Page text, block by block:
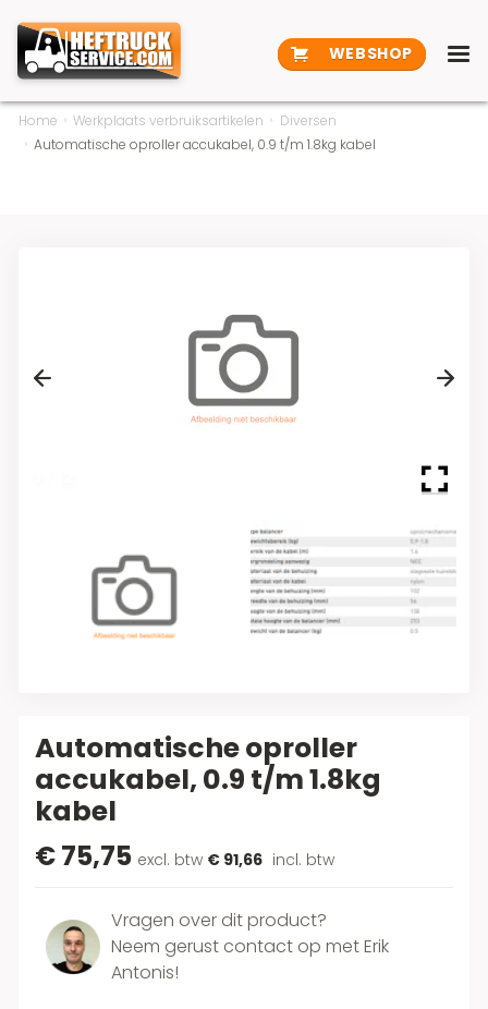
WEBSHOP
Home Werkplaats verbruiksartikelen
Diversen
Automatische oproller accukabel, 0.9 t/m 1.8kg kabel
Previous Next
Automatische oproller
accukabel, 0.9 t/m 1.8kg
kabel
€ 75,75 excl. btw € 91,66 incl. btw
Vragen over dit product?
Neem gerust contact op met Erik
Antonis!